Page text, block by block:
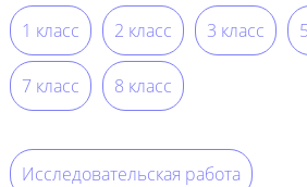
1 класс 2 класс 3 класс
7 класс 8 класс
Исследовательская работа